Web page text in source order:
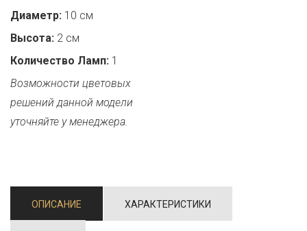
Диаметр: 10 см
Высота: 2 см
Количество Ламп: 1
Возможности цветовых
решений данной модели
уточняйте у менеджера.
ОПИСАНИЕ ХАРАКТЕРИСТИКИ